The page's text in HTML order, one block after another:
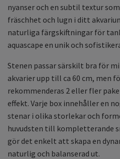
nyanser och en subtil textur
fräschhet och lugn i ditt
naturliga färgskiftningar för
aquascape en unik och
Stenen passar särskilt bra för
akvarier upp till ca 60 cm, men
rekommenderas 2 eller fler
effekt. Varje box innehåller en
stenar i olika storlekar och
huvudsten till kompletterande
gör det enkelt att skapa en
naturlig och balanserad ut.